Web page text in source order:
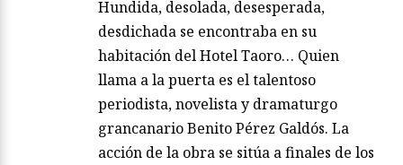
Hundida, desolada, desesperada,
desdichada se encontraba en su
habitación del Hotel Taoro… Quien
llama a la puerta es el talentoso
periodista, novelista y dramaturgo
grancanario Benito Pérez Galdós. La
acción de la obra se sitúa a finales de los